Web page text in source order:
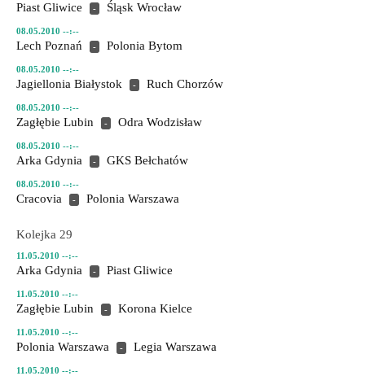
Piast Gliwice - Śląsk Wrocław
08.05.2010 --:--
Lech Poznań - Polonia Bytom
08.05.2010 --:--
Jagiellonia Białystok - Ruch Chorzów
08.05.2010 --:--
Zagłębie Lubin - Odra Wodzisław
08.05.2010 --:--
Arka Gdynia - GKS Bełchatów
08.05.2010 --:--
Cracovia - Polonia Warszawa
Kolejka 29
11.05.2010 --:--
Arka Gdynia - Piast Gliwice
11.05.2010 --:--
Zagłębie Lubin - Korona Kielce
11.05.2010 --:--
Polonia Warszawa - Legia Warszawa
11.05.2010 --:--